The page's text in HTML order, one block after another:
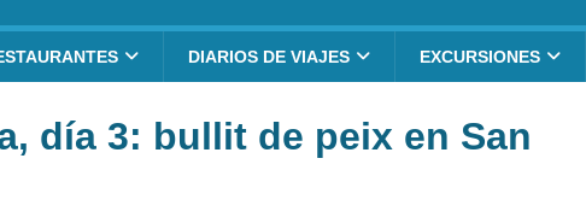
DIARIOS DE VIAJES EXCURSIONES
día 3: bullit de peix en San